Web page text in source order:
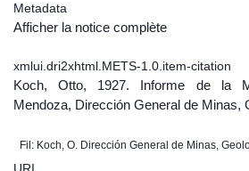
Metadata
Afficher la notice complète
xmlui.dri2xhtml.METS-1.0.item-citation
Koch, Otto, 1927. Informe de la
Mendoza, Dirección General de Minas,
Fil: Koch, O. Dirección General de Minas,